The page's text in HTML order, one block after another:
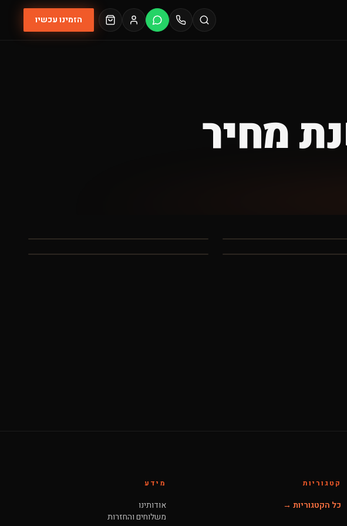
הזמינו עכשיו
מחיר
קטגוריות
כל הקטגוריות →
מידע
אודותינו
משלוחים והחזרות